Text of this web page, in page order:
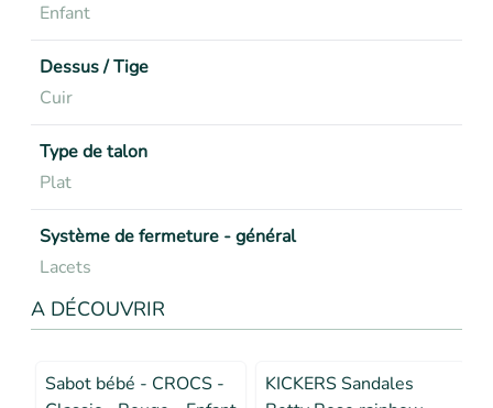
Enfant
Dessus / Tige
Cuir
Type de talon
Plat
Système de fermeture - général
Lacets
A DÉCOUVRIR
Sabot bébé - CROCS -
KICKERS Sandales